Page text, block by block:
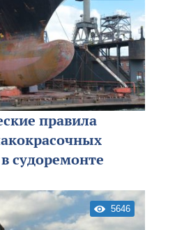
правила
судоремонте
5646